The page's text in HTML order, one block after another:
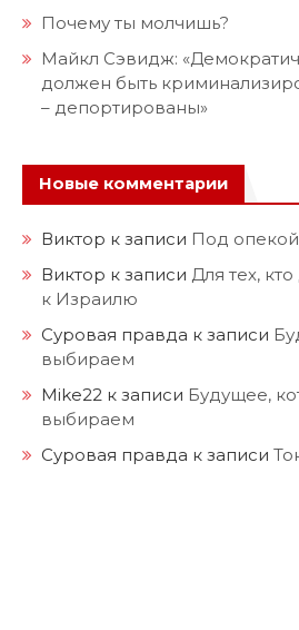
Почему ты молчишь?
Майкл Сэвидж:
должен быть
– депортированы»
Новые комментарии
Виктор к записи Под опекой
Виктор к записи Для тех,
к Израилю
Суровая правда к записи
выбираем
Mike22 к записи Будущее,
выбираем
Суровая правда к записи